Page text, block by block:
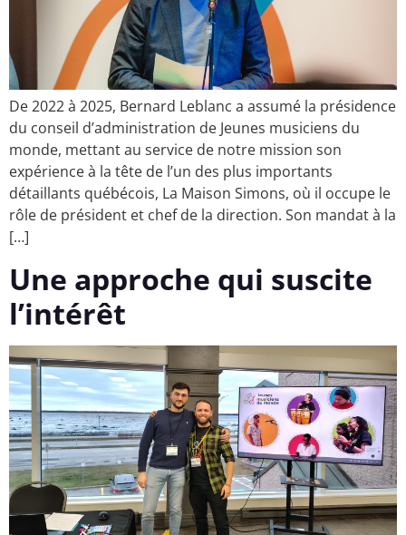
De 2022 à 2025, Bernard Leblanc a assumé la présidence
du conseil d’administration de Jeunes musiciens du
monde, mettant au service de notre mission son
expérience à la tête de l’un des plus importants
détaillants québécois, La Maison Simons, où il occupe le
rôle de président et chef de la direction. Son mandat à la
[…]
Une approche qui suscite
l’intérêt